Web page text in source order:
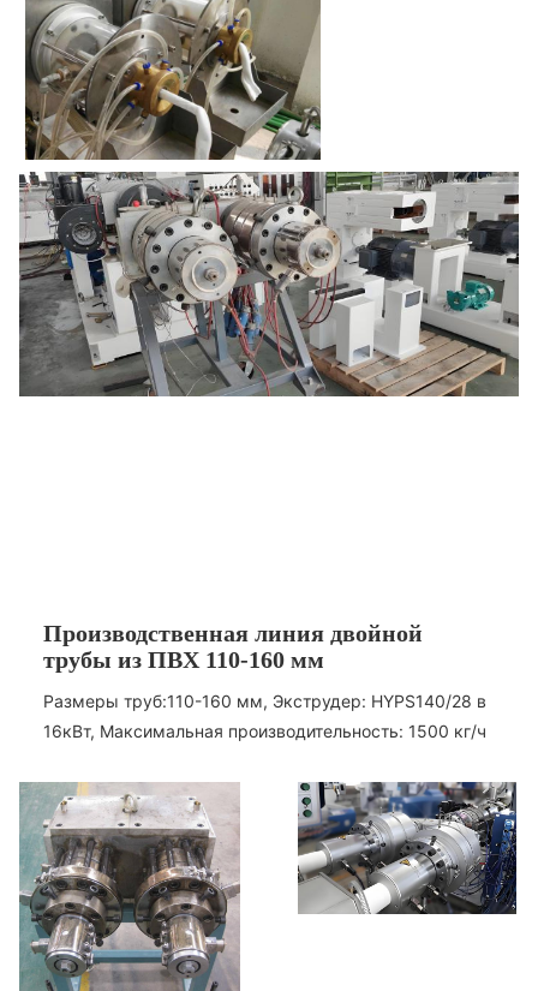
Производственная линия двойной
трубы из ПВХ 110-160 мм
Размеры труб:110-160 мм, Экструдер: HYPS140/28 в
16кВт, Максимальная производительность: 1500 кг/ч